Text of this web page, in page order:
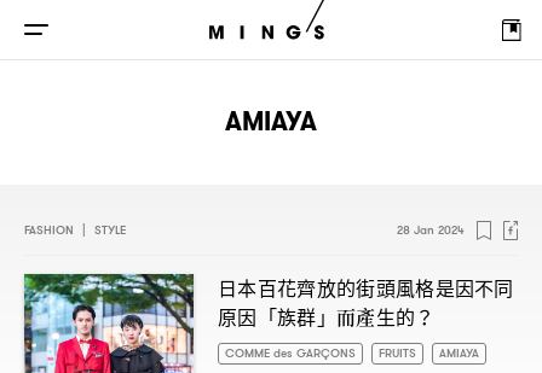
AMIAYA
FASHION STYLE 28 Jan 2024
日本百花齊放的街頭風格是因不同
原因「族群」而產生的 ？
COMME des GARÇONS FRUITS AMIAYA